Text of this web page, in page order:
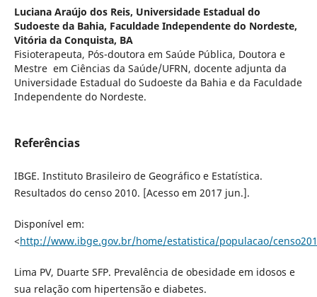
Luciana Araújo dos Reis, Universidade Estadual do
Sudoeste da Bahia, Faculdade Independente do Nordeste,
Vitória da Conquista, BA
Fisioterapeuta, Pós-doutora em Saúde Pública, Doutora e
Mestre em Ciências da Saúde/UFRN, docente adjunta da
Universidade Estadual do Sudoeste da Bahia e da Faculdade
Independente do Nordeste.
Referências
IBGE. Instituto Brasileiro de Geográfico e Estatística.
Resultados do censo 2010. [Acesso em 2017 jun.].
Disponível em:
<http://www.ibge.gov.br/home/estatistica/populacao/
Lima PV, Duarte SFP. Prevalência de obesidade em idosos e
sua relação com hipertensão e diabetes.